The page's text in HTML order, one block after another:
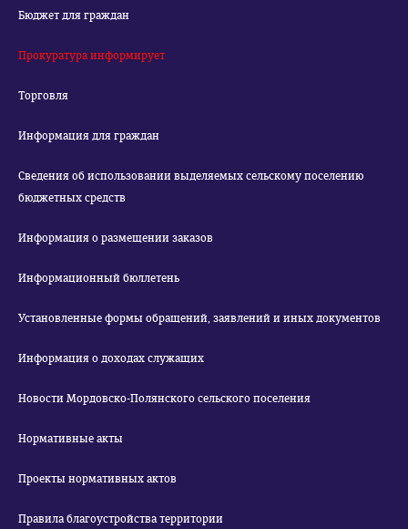
Бюджет для граждан
Прокуратура информирует
Торговля
Информация для граждан
Сведения об использовании выделяемых сельскому поселению
бюджетных средств
Информация о размещении заказов
Информационный бюллетень
Установленные формы обращений, заявлений и иных документов
Информация о доходах служащих
Новости Мордовско-Полянского сельского поселения
Нормативные акты
Проекты нормативных актов
Правила благоустройства территории